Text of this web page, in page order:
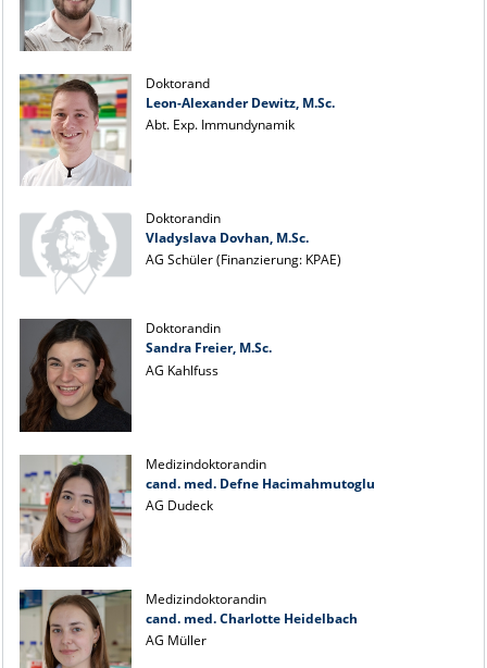
Doktorand
Leon-Alexander Dewitz, M.Sc.
Abt. Exp. Immundynamik
Doktorandin
Vladyslava Dovhan, M.Sc.
AG Schüler (Finanzierung: KPAE)
Doktorandin
Sandra Freier, M.Sc.
AG Kahlfuss
Medizindoktorandin
cand. med. Defne Hacimahmutoglu
AG Dudeck
Medizindoktorandin
cand. med. Charlotte Heidelbach
AG Müller